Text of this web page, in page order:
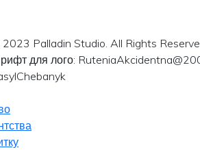
Palladin Studio. All Rights
для лого: